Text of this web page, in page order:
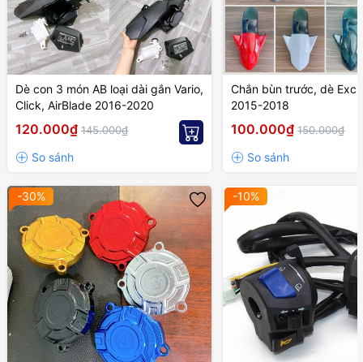
Dè con 3 món AB loại dài gắn Vario,
Click, AirBlade 2016-2020
120.000₫ 145.000₫
Chắn bùn trước, dè
2015-2018
100.000₫ 150.000₫
-30% -10%